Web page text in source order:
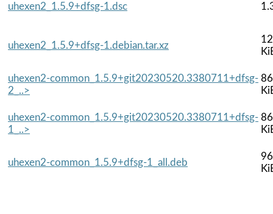
uhexen2_1.5.9+dfsg-1.dsc
uhexen2_1.5.9+dfsg-1.debian.tar.xz
uhexen2-common_1.5.9+git20230520.3380711+dfsg-
2_..>
uhexen2-common_1.5.9+git20230520.3380711+dfsg-
1_..>
uhexen2-common_1.5.9+dfsg-1_all.deb